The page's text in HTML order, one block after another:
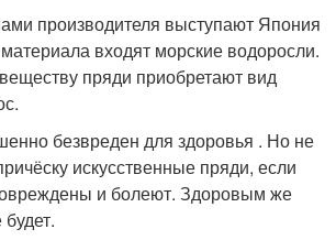
производителя выступают Япония
входят морские водоросли.
пряди приобретают вид
безвреден для здоровья . Но не
искусственные пряди, если
и болеют. Здоровым же